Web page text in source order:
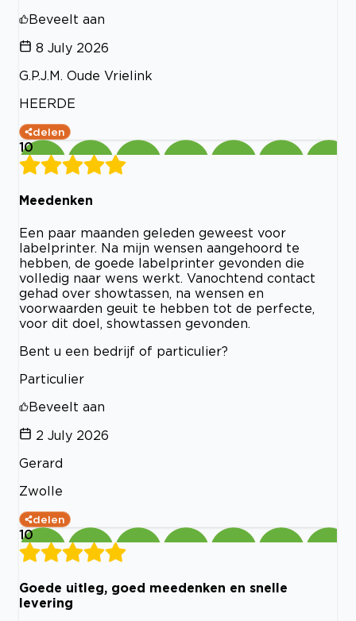
Beveelt aan
8 July 2026
G.P.J.M. Oude Vrielink
HEERDE
delen
10
Meedenken
Een paar maanden geleden geweest voor
labelprinter. Na mijn wensen aangehoord te
hebben, de goede labelprinter gevonden die
volledig naar wens werkt. Vanochtend contact
gehad over showtassen, na wensen en
voorwaarden geuit te hebben tot de perfecte,
voor dit doel, showtassen gevonden.
Bent u een bedrijf of particulier?
Particulier
Beveelt aan
2 July 2026
Gerard
Zwolle
delen
10
Goede uitleg, goed meedenken en snelle
levering